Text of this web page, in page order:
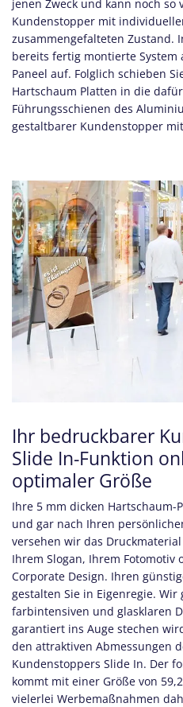
jenen Zweck und kann noch so
Kundenstopper mit
zusammengefalteten Zustand.
bereits fertig montierte
Paneel auf. Folglich schieben
Hartschaum Platten in die
Führungsschienen des
gestaltbarer Kundenstopper
Ihr bedruckbarer
Slide In-Funktion
optimaler Größe
Ihre 5 mm dicken Hartschaum-
und gar nach Ihren
versehen wir das
Ihrem Slogan, Ihrem
Corporate Design. Ihren
gestalten Sie in Eigenregie.
farbintensiven und glasklaren
garantiert ins Auge stechen
den attraktiven Abmessungen
Kundenstoppers Slide In. Der
kommt mit einer Größe von
vielerlei Werbemaßnahmen